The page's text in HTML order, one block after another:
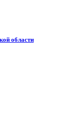
области